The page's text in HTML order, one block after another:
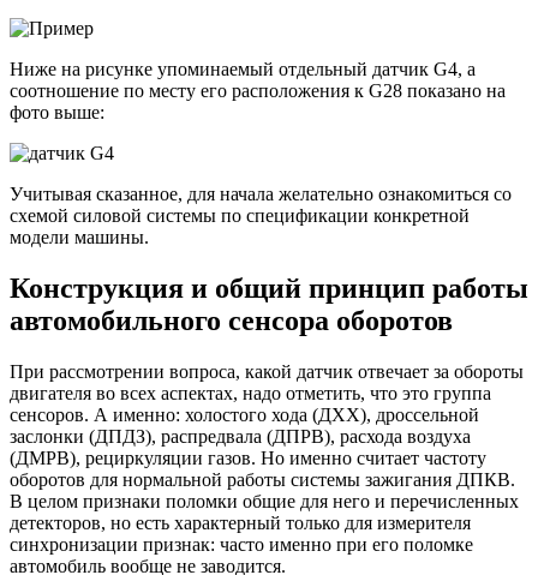
Ниже на рисунке упоминаемый отдельный датчик G4, а
соотношение по месту его расположения к G28 показано на
фото выше:
Учитывая сказанное, для начала желательно ознакомиться со
схемой силовой системы по спецификации конкретной
модели машины.
Конструкция и общий принцип работы
автомобильного сенсора оборотов
При рассмотрении вопроса, какой датчик отвечает за обороты
двигателя во всех аспектах, надо отметить, что это группа
сенсоров. А именно: холостого хода (ДХХ), дроссельной
заслонки (ДПДЗ), распредвала (ДПРВ), расхода воздуха
(ДМРВ), рециркуляции газов. Но именно считает частоту
оборотов для нормальной работы системы зажигания ДПКВ.
В целом признаки поломки общие для него и перечисленных
детекторов, но есть характерный только для измерителя
синхронизации признак: часто именно при его поломке
автомобиль вообще не заводится.